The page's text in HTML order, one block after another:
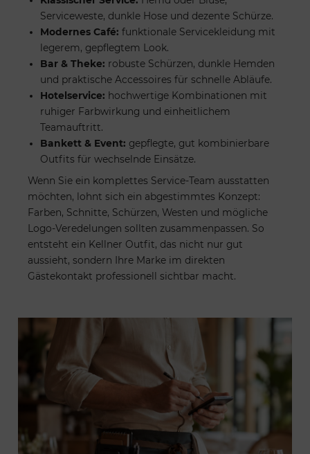
Serviceweste, dunkle Hose und dezente Schürze.
Modernes Café: funktionale Servicekleidung mit
legerem, gepflegtem Look.
Bar & Theke: robuste Schürzen, dunkle Hemden
und praktische Accessoires für schnelle Abläufe.
Hotelservice: hochwertige Kombinationen mit
ruhiger Farbwirkung und einheitlichem
Teamauftritt.
Bankett & Event: gepflegte, gut kombinierbare
Outfits für wechselnde Einsätze.
Wenn Sie ein komplettes Service-Team ausstatten
möchten, lohnt sich ein abgestimmtes Konzept:
Farben, Schnitte, Schürzen, Westen und mögliche
Logo-Veredelungen sollten zusammenpassen. So
entsteht ein Kellner Outfit, das nicht nur gut
aussieht, sondern Ihre Marke im direkten
Gästekontakt professionell sichtbar macht.